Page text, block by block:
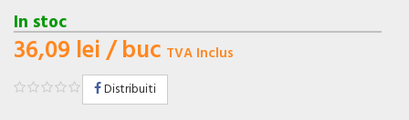
In stoc
36,09 lei/ buc TVA Inclus
Distribuiti